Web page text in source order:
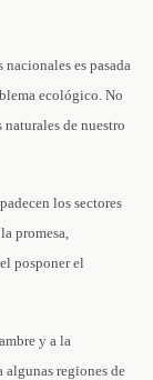
es pasada
ecológico. No
de nuestro
los sectores
promesa,
posponer el
y a la
regiones de